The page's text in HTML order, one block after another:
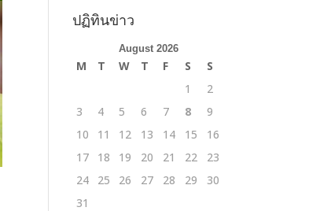
ปฏิทินข่าว
August 2026
M T W T F S
S
1
2
3
4 5 6 7 8
9
10
11 12 13 14 15
16
17
18 19 20 21 22
23
24
25 26 27 28 29
30
31